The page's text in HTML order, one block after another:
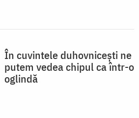
În cuvintele duhovnicești ne
putem vedea chipul ca într-o
oglindă